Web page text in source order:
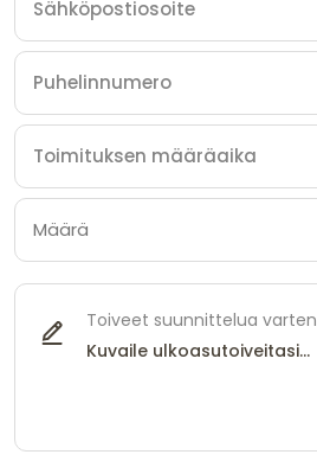
Toiveet suunnittelua varten